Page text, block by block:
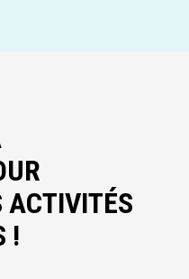
ACTIVITÉS
!